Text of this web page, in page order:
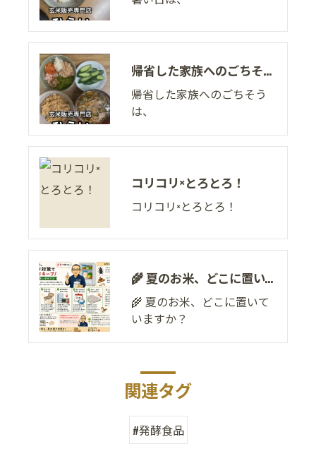
帰省した家族へのごちそうは、
帰省した家族へのごちそう
は、
コリコリ×とろとろ！
コリコリ×とろとろ！
🌾 夏のお米、どこに置いていますか？
🌾 夏のお米、どこに置いて
いますか？
関連タグ
#発酵食品